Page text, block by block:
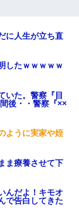
に人生が立ち直
したｗｗｗｗｗ
いた。警察『目
後・・警察『××
ように実家や姪
ま療養させて下
んだよ！キモオ
で告白してきた